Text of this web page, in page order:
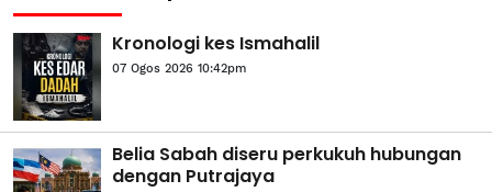
Kronologi kes Ismahalil
07 Ogos 2026 10:42pm
Belia Sabah diseru perkukuh hubungan
dengan Putrajaya